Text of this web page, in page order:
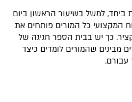
למשל בשיעור הראשון ביום
המקצועי כל המורים פותחים את
כך יש בבית הספר חגיגה של
מבינים שהמורים לומדים כיצד
עבורם.